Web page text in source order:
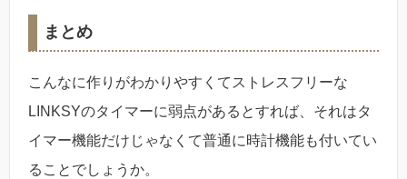
まとめ
こんなに作りがわかりやすくてストレスフリーな
LINKSYのタイマーに弱点があるとすれば、それはタ
イマー機能だけじゃなくて普通に時計機能も付いてい
ることでしょうか。